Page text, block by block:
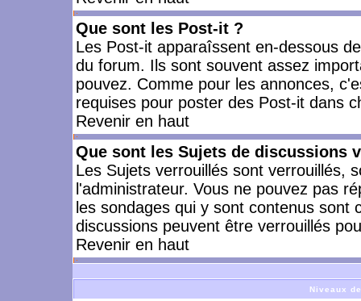
Que sont les Post-it ?
Les Post-it apparaîssent en-dessous
du forum. Ils sont souvent assez
pouvez. Comme pour les annonces,
requises pour poster des Post-it dans
Revenir en haut
Que sont les Sujets de discussions
Les Sujets verrouillés sont verrouillés,
l'administrateur. Vous ne pouvez pas
les sondages qui y sont contenus
discussions peuvent être verrouillés
Revenir en haut
Niveaux